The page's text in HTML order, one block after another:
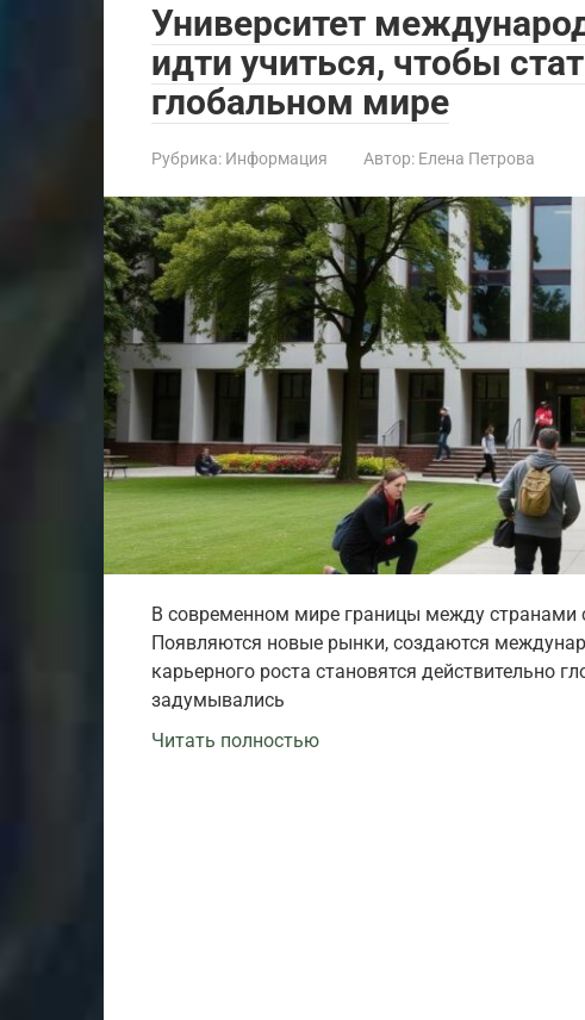
Университет
идти учиться, чтобы
глобальном мире
Рубрика: Информация Автор: Елена Петрова
В современном мире границы между странами
Появляются новые рынки, создаются
карьерного роста становятся действительно
задумывались
Читать полностью